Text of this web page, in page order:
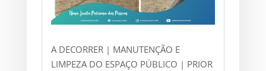
A DECORRER | MANUTENÇÃO E
LIMPEZA DO ESPAÇO PÚBLICO | PRIOR